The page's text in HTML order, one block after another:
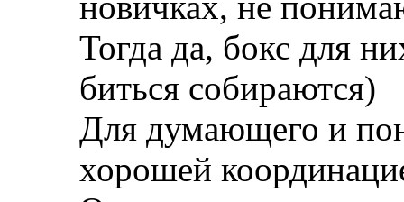
Тогда да, бокс для
биться собираются)
Для думающего и
хорошей